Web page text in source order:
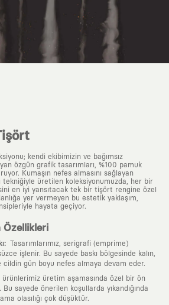
kendi ekibimizin ve bağımsız
özgün grafik tasarımları, %100 pamuk
Kumaşın nefes almasını sağlayan
tekniğiyle üretilen koleksiyonumuzda, her bir
en iyi yansıtacak tek bir tişört rengine özel
yer vermeyen bu estetik yaklaşım,
hayata geçiyor.
Özellikleri
: Tasarımlarımız, serigrafi (emprime)
işlenir. Bu sayede baskı bölgesinde kalın,
gün boyu nefes almaya devam eder.
ürünlerimiz üretim aşamasında özel bir ön
sayede önerilen koşullarda yıkandığında
olasılığı çok düşüktür.